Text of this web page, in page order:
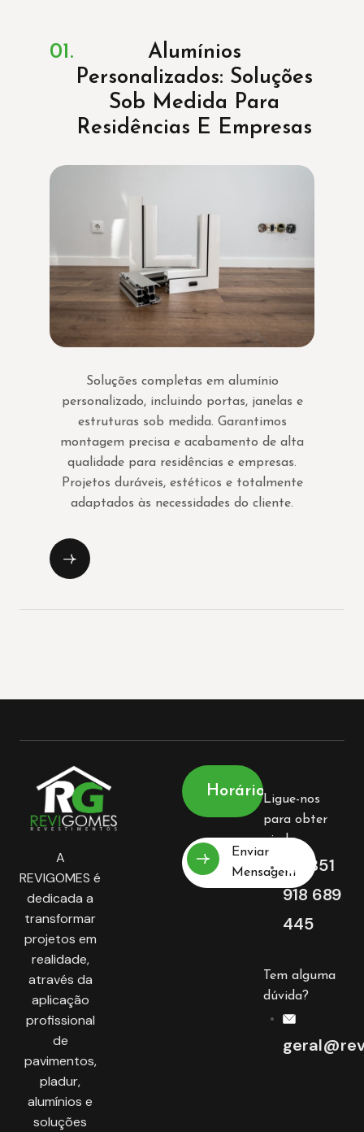
Alumínios
Personalizados: Soluções
Sob Medida Para
Residências E Empresas
Soluções completas em alumínio
personalizado, incluindo portas, janelas e
estruturas sob medida. Garantimos
montagem precisa e acabamento de alta
qualidade para residências e empresas.
Projetos duráveis, estéticos e totalmente
adaptados às necessidades do cliente.
A
REVIGOMES é
dedicada a
transformar
projetos em
realidade,
através da
aplicação
profissional
de
pavimentos,
pladur,
alumínios e
soluções
Horário
Enviar
Mensagem
Ligue-nos
para obter
ajuda
+351
918 689
445
Tem alguma
dúvida?